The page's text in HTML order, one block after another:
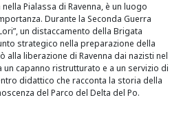
Pialassa di Ravenna, è un luogo
Durante la Seconda Guerra
un distaccamento della Brigata
strategico nella preparazione della
alla liberazione di Ravenna dai nazisti nel
capanno ristrutturato e a un servizio di
didattico che racconta la storia della
del Parco del Delta del Po.